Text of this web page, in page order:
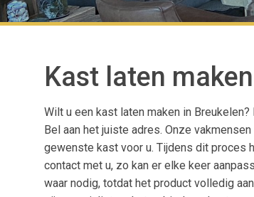
Kast laten
Wilt u een kast laten maken in
Bel aan het juiste adres. Onze
gewenste kast voor u. Tijdens dit proces
contact met u, zo kan er elke keer
waar nodig, totdat het product volledig